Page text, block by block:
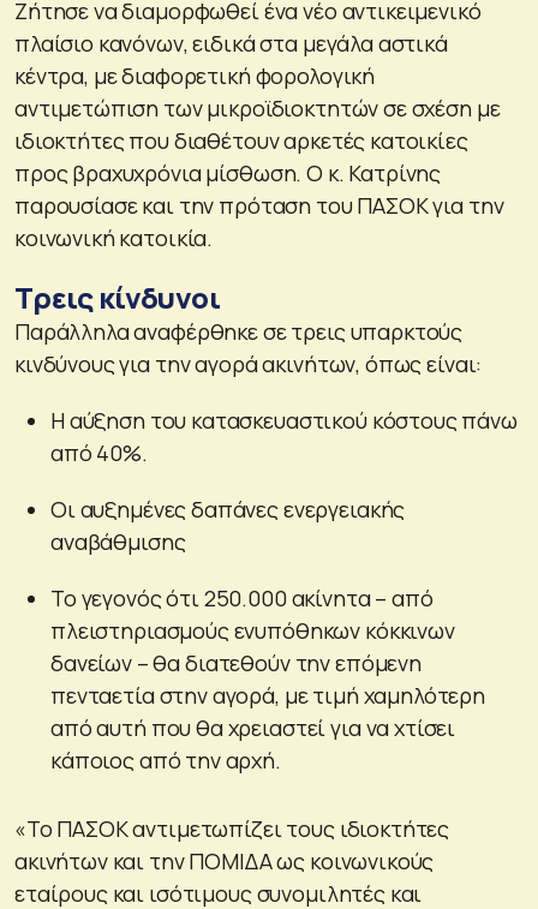
Ζήτησε να διαμορφωθεί ένα νέο αντικειμενικό
πλαίσιο κανόνων, ειδικά στα μεγάλα αστικά
κέντρα, με διαφορετική φορολογική
αντιμετώπιση των μικροϊδιοκτητών σε σχέση με
ιδιοκτήτες που διαθέτουν αρκετές κατοικίες
προς βραχυχρόνια μίσθωση. Ο κ. Κατρίνης
παρουσίασε και την πρόταση του ΠΑΣΟΚ για την
κοινωνική κατοικία.
Τρεις κίνδυνοι
Παράλληλα αναφέρθηκε σε τρεις υπαρκτούς
κινδύνους για την αγορά ακινήτων, όπως είναι:
Η αύξηση του κατασκευαστικού κόστους πάνω
από 40%.
Οι αυξημένες δαπάνες ενεργειακής
αναβάθμισης
Το γεγονός ότι 250.000 ακίνητα – από
πλειστηριασμούς ενυπόθηκων κόκκινων
δανείων – θα διατεθούν την επόμενη
πενταετία στην αγορά, με τιμή χαμηλότερη
από αυτή που θα χρειαστεί για να χτίσει
κάποιος από την αρχή.
«Το ΠΑΣΟΚ αντιμετωπίζει τους ιδιοκτήτες
ακινήτων και την ΠΟΜΙΔΑ ως κοινωνικούς
εταίρους και ισότιμους συνομιλητές και